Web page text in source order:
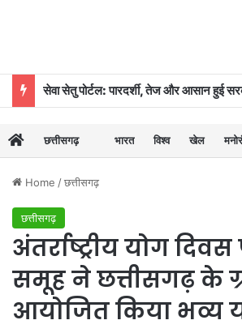
छत्तीसगढ़ भारत विश्व खेल
Home /छत्तीसगढ़
छत्तीसगढ़
अंतर्राष्ट्रीय योग
समूह ने छत्तीसगढ़ के
आयोजित किया भव्य